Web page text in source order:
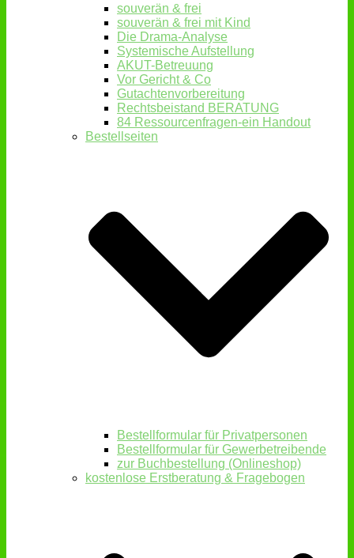
souverän & frei
souverän & frei mit Kind
Die Drama-Analyse
Systemische Aufstellung
AKUT-Betreuung
Vor Gericht & Co
Gutachtenvorbereitung
Rechtsbeistand BERATUNG
84 Ressourcenfragen-ein Handout
Bestellseiten
Bestellformular für Privatpersonen
Bestellformular für Gewerbetreibende
zur Buchbestellung (Onlineshop)
kostenlose Erstberatung & Fragebogen